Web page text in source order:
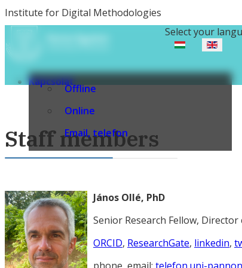
Institute for Digital Methodologies
Select your
Kapcsolat
Offline
Online
Email, telefon
Staff members
János Ollé, PhD
Senior Research Fellow,
ORCID, ResearchGate, linkedin,